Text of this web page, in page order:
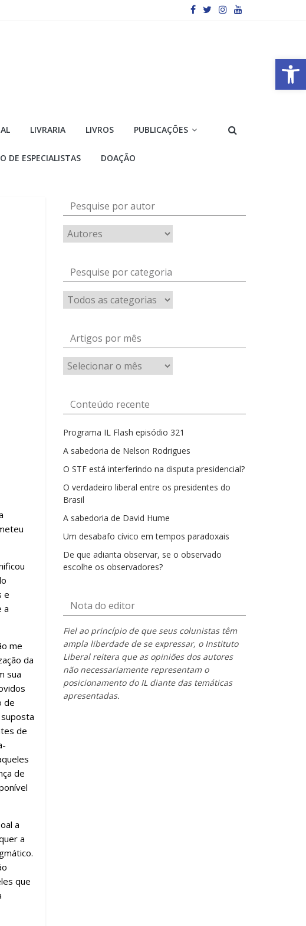
Barra de Ferramentas Aberta
LIVRARIA LIVROS PUBLICAÇÕES
DE ESPECIALISTAS DOAÇÃO
e
a
me
da
sua
de
de
de
a
a
que
Pesquise por autor
Pesquise por categoria
Artigos por mês
Artigos
por
Conteúdo recente
Programa IL Flash episódio 321
A sabedoria de Nelson Rodrigues
O STF está interferindo na disputa presidencial?
O verdadeiro liberal entre os presidentes do
Brasil
A sabedoria de David Hume
Um desabafo cívico em tempos paradoxais
De que adianta observar, se o observado
escolhe os observadores?
Nota do editor
Fiel ao princípio de que seus colunistas têm
ampla liberdade de se expressar, o Instituto
Liberal reitera que as opiniões dos autores
não necessariamente representam o
posicionamento do IL diante das temáticas
apresentadas.